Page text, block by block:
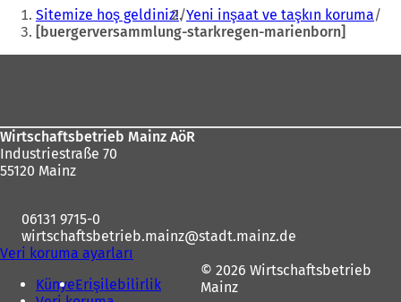
Sitemize hoş geldiniz! Yeni inşaat ve taşkın koruma
[buergerversammlung-starkregen-marienborn]
Wirtschaftsbetrieb Mainz AöR
Industriestraße 70
55120 Mainz
06131 9715-0
wirtschaftsbetrieb.mainz
stadt.mainz de
Veri koruma ayarları
KünyeErişilebilirlik
© 2026 Wirtschaftsbetrieb
Mainz